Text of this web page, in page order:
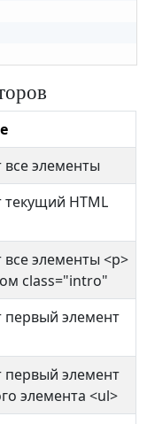
элементы
HTML
элементы <p>
class="intro"
первый элемент
первый элемент
элемента <ul>